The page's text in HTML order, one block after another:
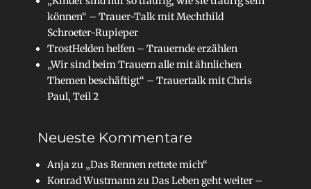
können“ – Trauer-Talk mit Mechthild
Schroeter-Rupieper
TrostHelden helfen – Trauernde erzählen
„Wir sind beim Trauern alle mit ähnlichen
Themen beschäftigt“ – Trauertalk mit Chris
Paul, Teil 2
Neueste Kommentare
Anjazu „Das Rennen rettete mich“
Konrad WustmannzuDas Leben geht weiter –